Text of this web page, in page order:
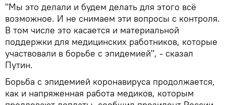
"Мы это делали и будем делать для этого всё
возможное. И не снимаем эти вопросы с контроля.
В том числе это касается и материальной
поддержки для медицинских работников, которые
участвовали в борьбе с эпидемией", - сказал
Путин.
Борьба с эпидемией коронавируса продолжается,
как и напряженная работа медиков, которым